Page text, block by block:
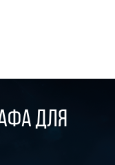
для